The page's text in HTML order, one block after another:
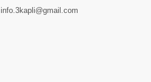
info.3kapli@gmail.com